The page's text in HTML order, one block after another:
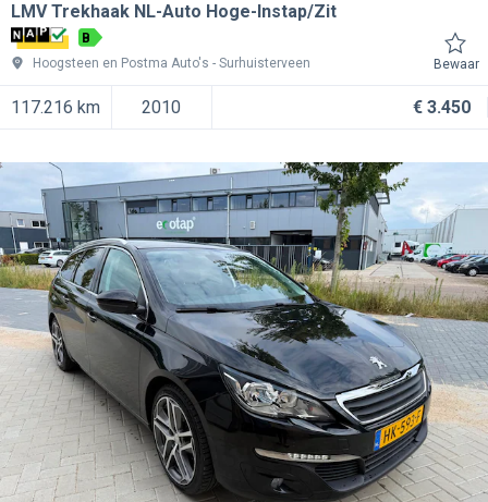
LMV Trekhaak NL-Auto Hoge-Instap/Zit
B
Hoogsteen en Postma Auto's
Surhuisterveen Bewaar
117.216 km 2010 € 3.450